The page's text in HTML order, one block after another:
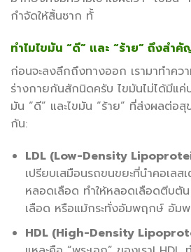
กำจัดให้สิ้นซาก ทั้
ทำไมไขมัน “ดี” และ “ร้าย” ถึงส
ก่อนจะลงลึกถึงทางออก เรามาทำควา
ร่างกายกันสักนิดครับ ไขมันไม่ได้มีแค่
มัน “ดี” และไขมัน “ร้าย” ที่ส่งผลต่อ
กัน:
LDL (Low-Density
เปรียบเสมือนรถขนขยะที่นำคอเลส
หลอดเลือด ทำให้หลอดเลือดตีบตัน
เลือด หรือแม้กระทั่งอัมพฤกษ์ อัม
HDL (High-Density